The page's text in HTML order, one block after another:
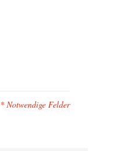
* Notwendige Felder